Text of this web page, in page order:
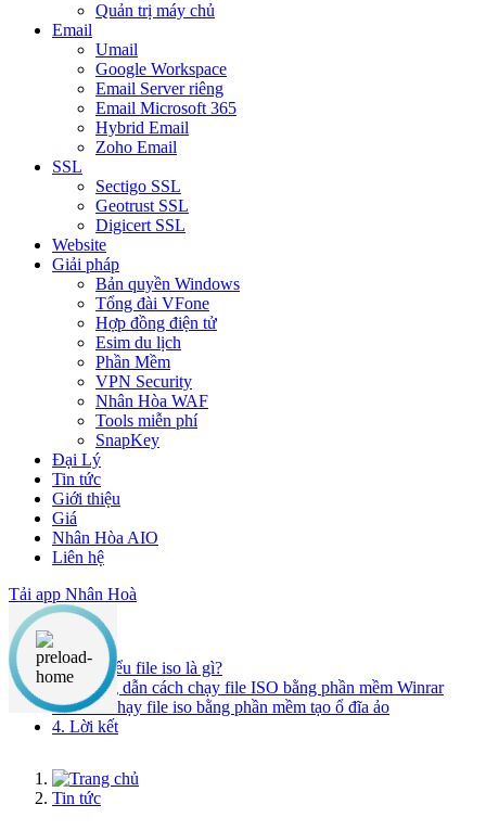
Quản trị máy chủ
Email
Umail
Google Workspace
Email Server riêng
Email Microsoft 365
Hybrid Email
Zoho Email
SSL
Sectigo SSL
Geotrust SSL
Digicert SSL
Website
Giải pháp
Bản quyền Windows
Tổng đài VFone
Hợp đồng điện tử
Esim du lịch
Phần Mềm
VPN Security
Nhân Hòa WAF
Tools miễn phí
SnapKey
Đại Lý
Tin tức
Giới thiệu
Giá
Nhân Hòa AIO
Liên hệ
Tải app Nhân Hoà
Nội dung chính
1. Bạn hiểu file iso là gì?
2. Hướng dẫn cách chạy file ISO bằng phần mềm Winrar
3. Cách chạy file iso bằng phần mềm tạo ổ đĩa ảo
4. Lời kết
Tin tức